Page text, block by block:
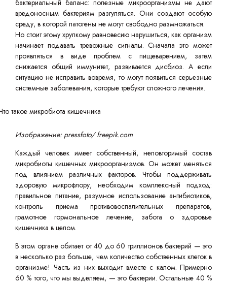
бактериальный баланс: полезные микроорганизмы не дают
вредоносным бактериям разгуляться. Они создают особую
среду, в которой патогены не могут свободно размножаться.
Но стоит этому хрупкому равновесию нарушиться, как организм
начинает подавать тревожные сигналы. Сначала это может
проявляться в виде проблем с пищеварением, затем
снижается общий иммунитет, развивается дисбиоз. А если
ситуацию не исправить вовремя, то могут появиться серьезные
системные заболевания, которые требуют сложного лечения.
Изображение: pressfoto/ freepik.com
Каждый человек имеет собственный, неповторимый состав
микробиоты кишечных микроорганизмов. Он может меняться
под влиянием различных факторов. Чтобы поддерживать
здоровую микрофлору, необходим комплексный подход:
правильное питание, разумное использование антибиотиков,
контроль приема противовоспалительных препаратов,
грамотное гормональное лечение, забота о здоровье
кишечника в целом.
В этом органе обитает от 40 до 60 триллионов бактерий — это
в несколько раз больше, чем количество собственных клеток в
организме! Часть из них выходит вместе с калом. Примерно
60 % того, что мы выделяем, — это бактерии. Остальные 40 %